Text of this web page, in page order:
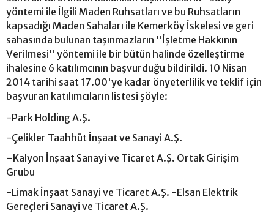
yöntemi ile İlgili Maden Ruhsatları ve bu Ruhsatların
kapsadığı Maden Sahaları ile Kemerköy İskelesi ve geri
sahasında bulunan taşınmazların "İşletme Hakkının
Verilmesi" yöntemi ile bir bütün halinde özelleştirme
ihalesine 6 katılımcının başvurduğu bildirildi. 10 Nisan
2014 tarihi saat 17.00'ye kadar önyeterlilik ve teklif için
başvuran katılımcıların listesi şöyle:
-Park Holding A.Ş.
-Çelikler Taahhüt İnşaat ve Sanayi A.Ş.
–Kalyon İnşaat Sanayi ve Ticaret A.Ş. Ortak Girişim
Grubu
-Limak İnşaat Sanayi ve Ticaret A.Ş. -Elsan Elektrik
Gereçleri Sanayi ve Ticaret A.Ş.